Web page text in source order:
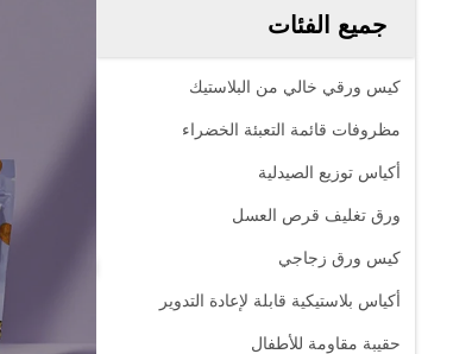
جميع الفئات
كيس ورقي خالي من البلاستيك
مظروفات قائمة التعبئة الخضراء
أكياس توزيع الصيدلية
ورق تغليف قرص العسل
كيس ورق زجاجي
أكياس بلاستيكية قابلة لإعادة التدوير
حقيبة مقاومة للأطفال